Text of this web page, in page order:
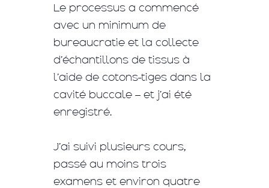
Le processus a commencé
avec un minimum de
bureaucratie et la collecte
d’échantillons de tissus à
l’aide de cotons-tiges dans la
cavité buccale – et j’ai été
enregistré.
J’ai suivi plusieurs cours,
passé au moins trois
examens et environ quatre